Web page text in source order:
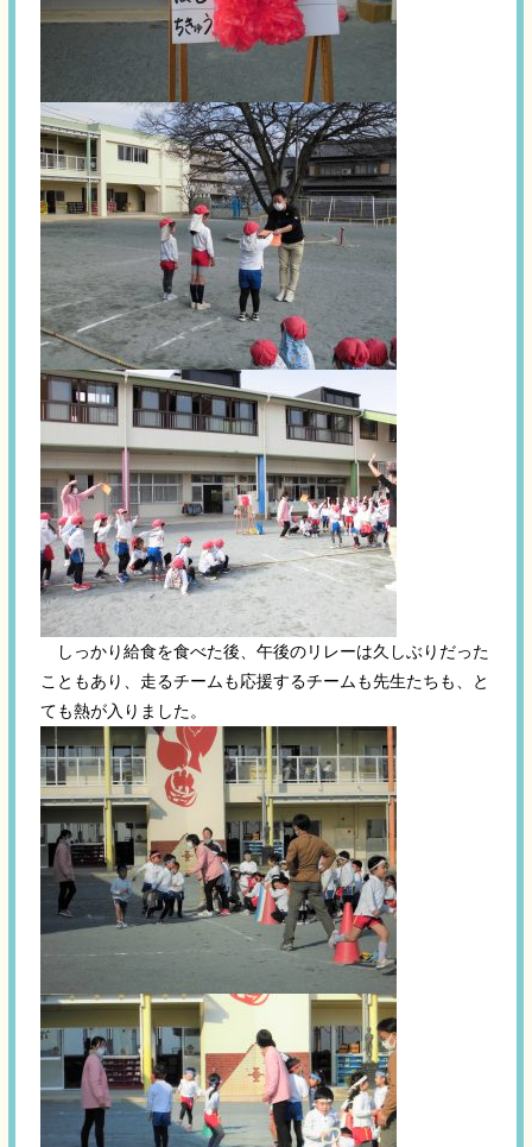
しっかり給食を食べた後、午後のリレーは久しぶりだった
こともあり、走るチームも応援するチームも先生たちも、と
ても熱が入りました。